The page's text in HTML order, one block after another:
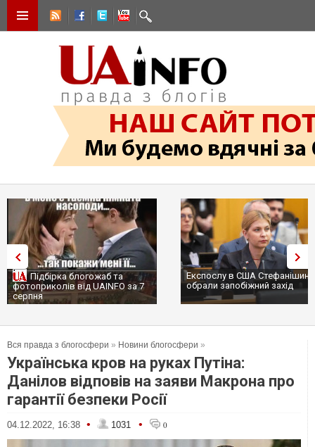
Підбірка блогожаб та
фотоприколів від UAINFO за 7
серпня
Експослу в США
обрали запобіжний захід
Вся правда з блогосфери » Новини блогосфери »
Українська кров на руках Путіна:
Данілов відповів на заяви Макрона про
гарантії безпеки Росії
04.12.2022, 16:38 • 1031 • 0